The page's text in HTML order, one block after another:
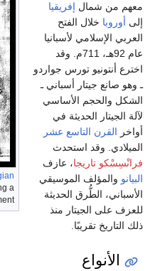
a
Carolingian
showing a
instrument.
شمالإفريقيا
خلال الفتح
لأسبانيا
عام 92هـ، 711م. وقد
تورس جواردو
جيتار أسباني ـ
الأساسي
الحديثة في
التاسع عشر
وقد استحدث
تاريجا، عازف
الموسيقي
الطُّرق الحديثة
الجيتار منذ
تقريبًا.